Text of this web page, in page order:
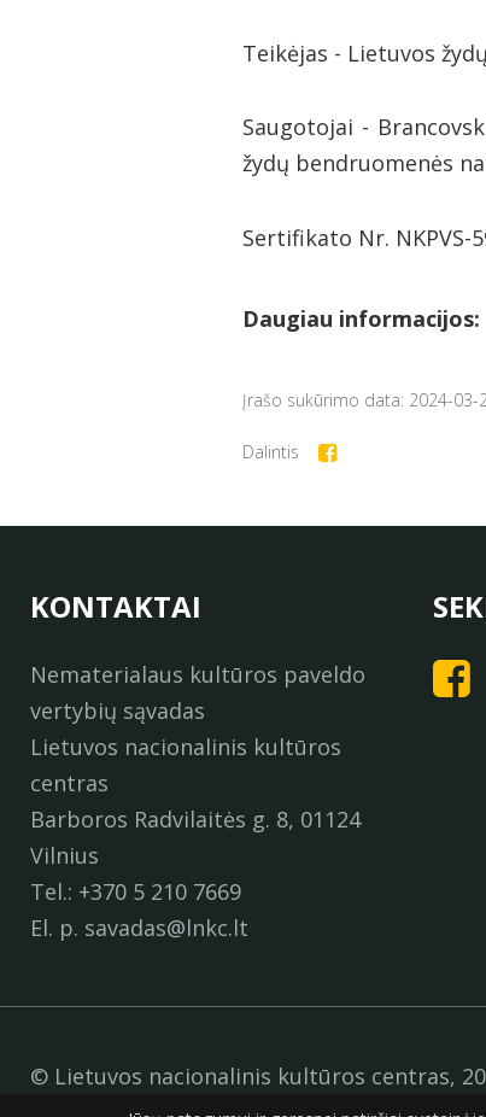
Teikėjas - Lietuvos
Saugotojai -
žydų bendruomenės
Sertifikato Nr. NKPVS-
Daugiau informacijos:
Įrašo sukūrimo data: 2024-03-
Dalintis
KONTAKTAI
Nematerialaus kultūros paveldo
vertybių sąvadas
Lietuvos nacionalinis kultūros
centras
Barboros Radvilaitės g. 8, 01124
Vilnius
Tel.: +370 5 210 7669
El. p. savadas@lnkc.lt
© Lietuvos nacionalinis kultūros centras,